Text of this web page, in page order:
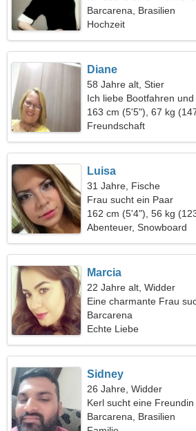
Wanderung
Barcarena, Brasilien
Hochzeit
Diane
58 Jahre alt, Stier
Ich liebe Bootfahren
163 cm (5'5"), 67 kg
Freundschaft
Luisa
31 Jahre, Fische
Frau sucht ein Paar
162 cm (5'4"), 56 kg
Abenteuer, Snowboard
Marcia
22 Jahre alt, Widder
Eine charmante Frau
Barcarena
Echte Liebe
Sidney
26 Jahre, Widder
Kerl sucht eine Freundin
Barcarena, Brasilien